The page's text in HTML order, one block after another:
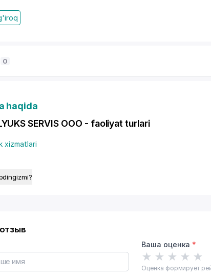
0
haqida
SERVIS OOO - faoliyat turlari
xizmatlari
Ваша оценка *
★ ★ ★ ★ ★
Оценка формирует